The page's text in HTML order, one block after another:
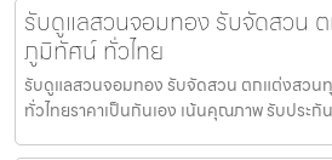
รับดูแลสวนจอมทอง รับจัดสวน
ภูมิทัศน์ ทั่วไทย
รับดูแลสวนจอมทอง รับจัดสวน ตกแต่งสว
ทั่วไทยราคาเป็นกันเอง เน้นคุณภาพ รับประ